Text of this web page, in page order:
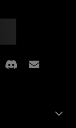
Facebook